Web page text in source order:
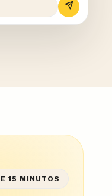
15 MINUTOS